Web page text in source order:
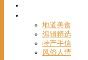
地道美食
编辑精选
特产手信
风俗人情